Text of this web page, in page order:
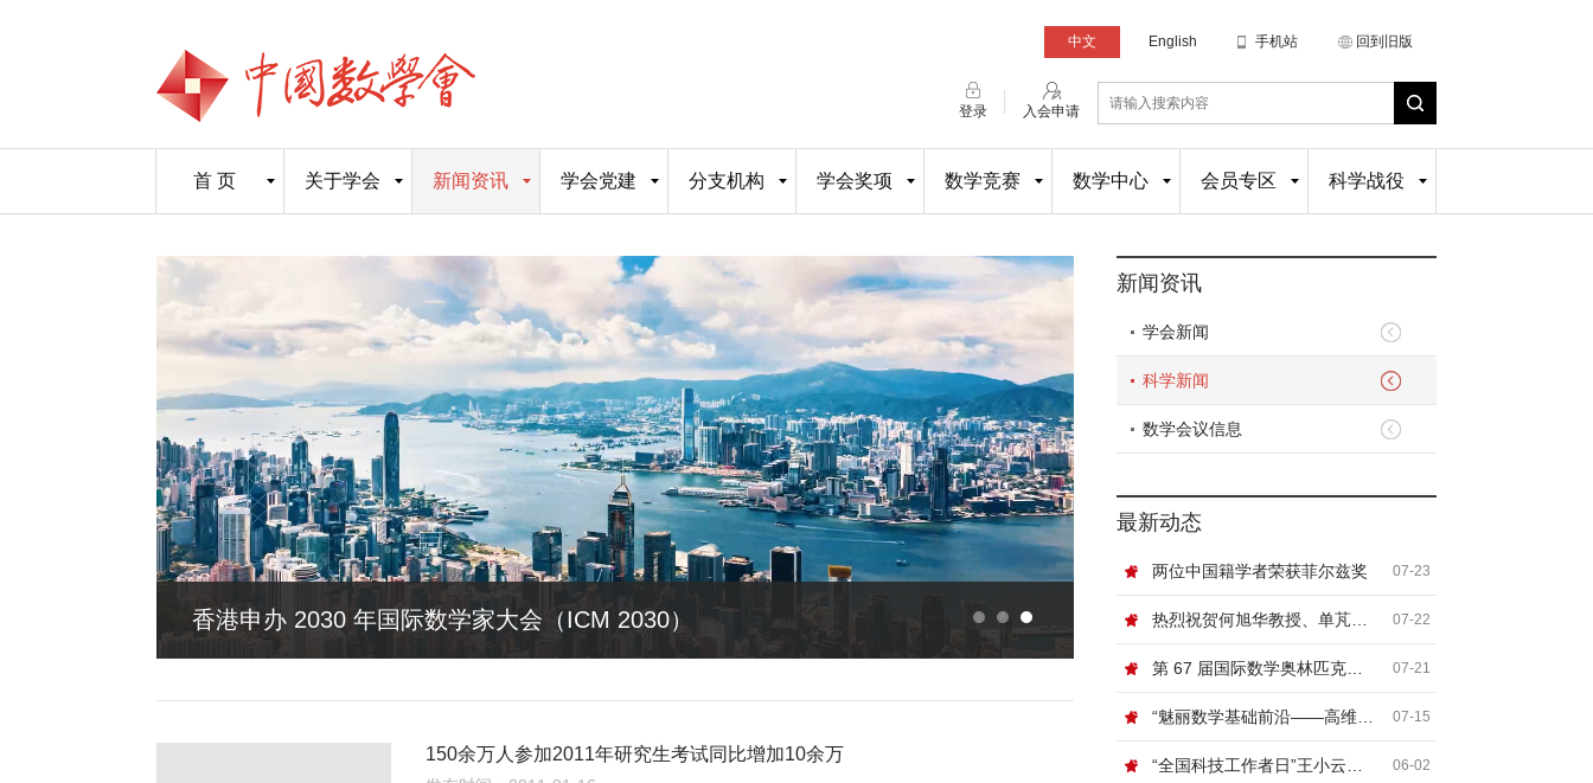
中文 English 手机站 回到旧版
登录 入会申请
首 页 关于学会 新闻资讯 学会党建 分支机构 学会奖项 数学竞赛 数学中心 会员专区 科学战役
一名数学家的“无穷大” ——读余义林《普通而纯粹 壮阔而平凡》
150余万人参加2011年研究生考试同比增加10余万
新闻资讯
学会新闻
科学新闻
数学会议信息
最新动态
两位中国籍学者荣获菲尔兹奖 07-23
07-22
07-21
07-15
06-02